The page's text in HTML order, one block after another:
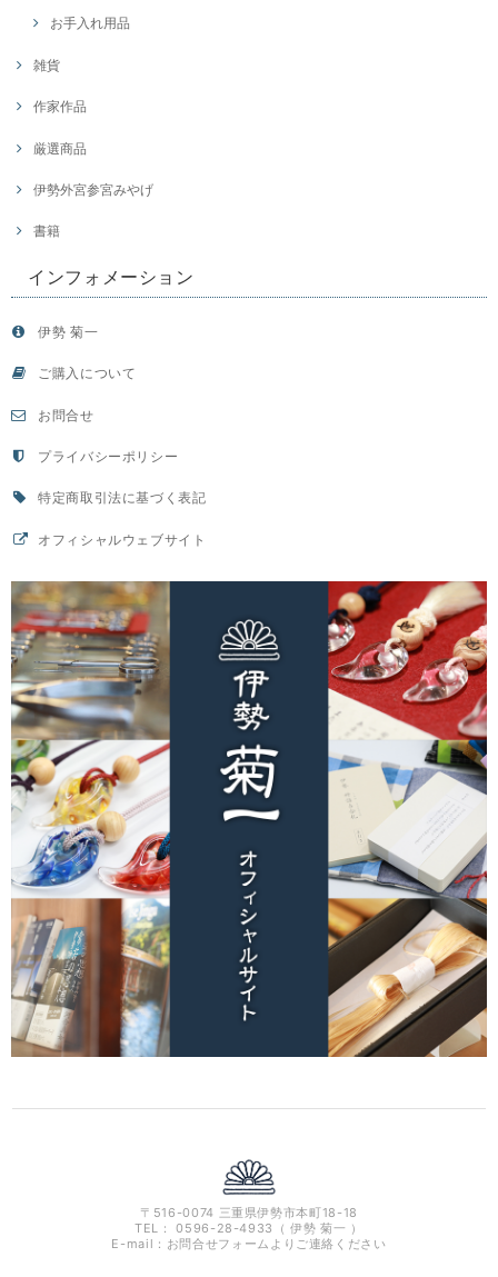
お手入れ用品
雑貨
作家作品
厳選商品
伊勢外宮参宮みやげ
書籍
インフォメーション
伊勢 菊一
ご購入について
お問合せ
プライバシーポリシー
特定商取引法に基づく表記
オフィシャルウェブサイト
〒516-0074 三重県伊勢市本町18-18
TEL： 0596-28-4933（ 伊勢 菊一 ）
E-mail：お問合せフォームよりご連絡ください